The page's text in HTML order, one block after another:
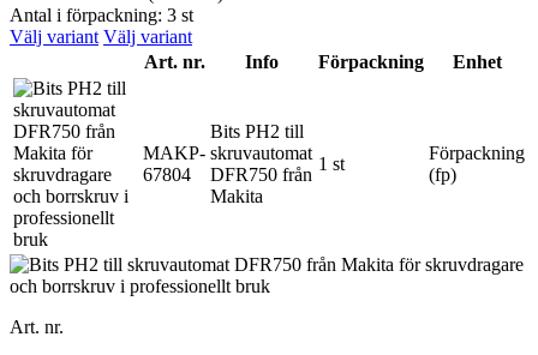
Antal i förpackning: 3 st
Välj variant Välj variant
Art. nr.
Info Förpackning Enhet
MAKP-
67804
Bits PH2 till
skruvautomat
DFR750 från
Makita
1 st
Förpackning
(fp)
Art. nr.